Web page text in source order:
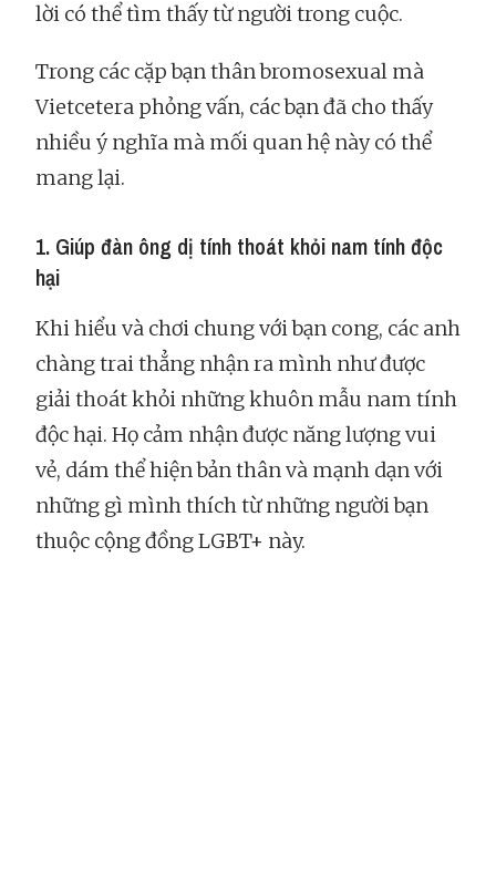
lời có thể tìm thấy từ người trong cuộc.
Trong các cặp bạn thân bromosexual mà
Vietcetera phỏng vấn, các bạn đã cho thấy
nhiều ý nghĩa mà mối quan hệ này có thể
mang lại.
1. Giúp đàn ông dị tính thoát khỏi nam tính độc
hại
Khi hiểu và chơi chung với bạn cong, các anh
chàng trai thẳng nhận ra mình như được
giải thoát khỏi những khuôn mẫu nam tính
độc hại. Họ cảm nhận được năng lượng vui
vẻ, dám thể hiện bản thân và mạnh dạn với
những gì mình thích từ những người bạn
thuộc cộng đồng LGBT+ này.